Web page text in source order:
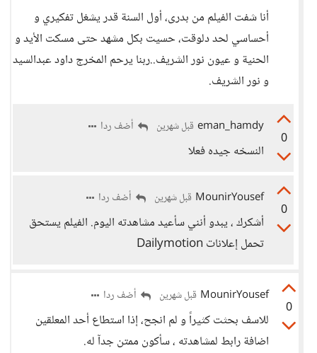
أنا شفت الفيلم من بدرى، أول السنة قدر يشغل تفكيري و
أحساسي لحد دلوقت، حسيت بكل مشهد حتى مسكت الأيد و
الحنية و عيون نور الشريف..ربنا يرحم المخرج داود عبدالسيد
و نور الشريف.
0
eman_hamdy قبل شهرين أضف ردا
النسخه جيده فعلا
0
MounirYousef قبل شهرين أضف ردا
أشكرك ، يبدو أنني سأعيد مشاهدته اليوم. الفيلم يستحق
تحمل إعلانات Dailymotion
0
MounirYousef قبل شهرين أضف ردا
للاسف بحثت كثيراً و لم انجح، إذا استطاع أحد المعلقين
اضافة رابط لمشاهدته ، سأكون ممتن جدآ له.